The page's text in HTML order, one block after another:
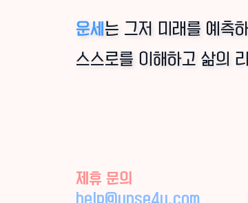
운세 는 그저 미래를 예측
스스로를 이해하고 삶의
제휴 문의
help@unse4u.com